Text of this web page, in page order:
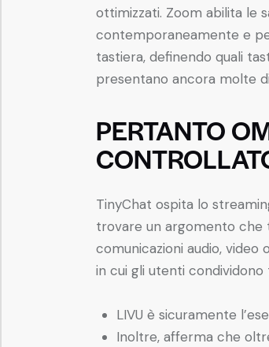
ottimizzati. Zoom abilita le
contemporaneamente e
tastiera, definendo quali
presentano ancora molte
PERTANTO
TinyChat ospita lo
trovare un argomento che
comunicazioni audio,
in cui gli utenti
LIVU è sicuramente
Inoltre, afferma che